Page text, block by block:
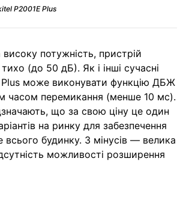
P2001E Plus
потужність, пристрій
(до 50 дБ). Як і інші сучасні
Plus може виконувати функцію ДБЖ
часом перемикання (менше 10 мс).
що за свою ціну це один
на ринку для забезпечення
будинку. З мінусів — велика
можливості розширення